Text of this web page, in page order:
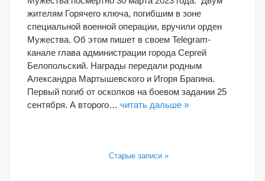
жителям Горячего ключа, погибшим в зоне
специальной военной операции, вручили орден
Мужества. Об этом пишет в своем Telegram-
канале глава администрации города Сергей
Белопольский. Награды передали родным
Александра Мартышевского и Игоря Брагина.
Первый погиб от осколков на боевом задании 25
сентября. А второго… читать дальше »
Старые записи »